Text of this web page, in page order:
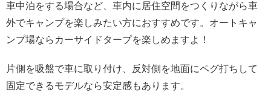
車中泊をする場合など、車内に居住空間をつくりながら車
外でキャンプを楽しみたい方におすすめです。オートキャ
ンプ場ならカーサイドタープを楽しめますよ！
片側を吸盤で車に取り付け、反対側を地面にペグ打ちして
固定できるモデルなら安定感もあります。